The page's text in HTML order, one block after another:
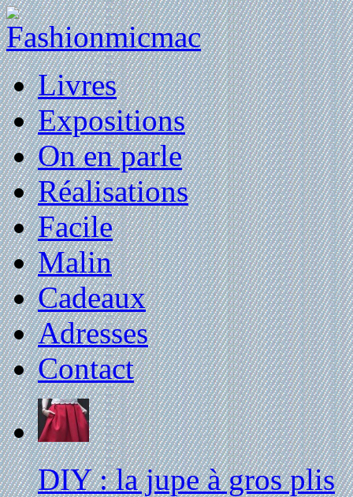
Livres
Expositions
On en parle
Réalisations
Facile
Malin
Cadeaux
Adresses
Contact
DIY : la jupe à gros plis